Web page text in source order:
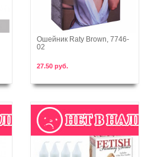
Ошейник Raty Brown, 7746-
02
27.50 руб.